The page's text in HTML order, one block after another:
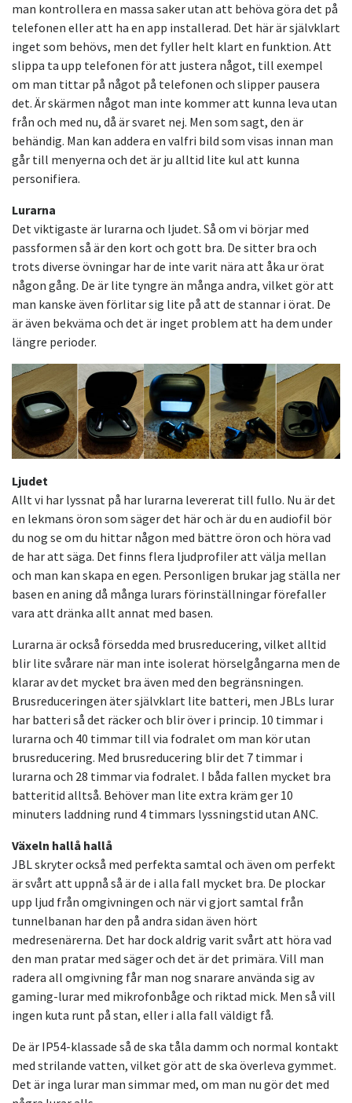
man kontrollera en massa saker utan att behöva göra det på
telefonen eller att ha en app installerad. Det här är självklart
inget som behövs, men det fyller helt klart en funktion. Att
slippa ta upp telefonen för att justera något, till exempel
om man tittar på något på telefonen och slipper pausera
det. Är skärmen något man inte kommer att kunna leva utan
från och med nu, då är svaret nej. Men som sagt, den är
behändig. Man kan addera en valfri bild som visas innan man
går till menyerna och det är ju alltid lite kul att kunna
personifiera.
Lurarna
Det viktigaste är lurarna och ljudet. Så om vi börjar med
passformen så är den kort och gott bra. De sitter bra och
trots diverse övningar har de inte varit nära att åka ur örat
någon gång. De är lite tyngre än många andra, vilket gör att
man kanske även förlitar sig lite på att de stannar i örat. De
är även bekväma och det är inget problem att ha dem under
längre perioder.
Ljudet
Allt vi har lyssnat på har lurarna levererat till fullo. Nu är det
en lekmans öron som säger det här och är du en audiofil bör
du nog se om du hittar någon med bättre öron och höra vad
de har att säga. Det finns flera ljudprofiler att välja mellan
och man kan skapa en egen. Personligen brukar jag ställa ner
basen en aning då många lurars förinställningar förefaller
vara att dränka allt annat med basen.
Lurarna är också försedda med brusreducering, vilket alltid
blir lite svårare när man inte isolerat hörselgångarna men de
klarar av det mycket bra även med den begränsningen.
Brusreduceringen äter självklart lite batteri, men JBLs lurar
har batteri så det räcker och blir över i princip. 10 timmar i
lurarna och 40 timmar till via fodralet om man kör utan
brusreducering. Med brusreducering blir det 7 timmar i
lurarna och 28 timmar via fodralet. I båda fallen mycket bra
batteritid alltså. Behöver man lite extra kräm ger 10
minuters laddning rund 4 timmars lyssningstid utan ANC.
Växeln hallå hallå
JBL skryter också med perfekta samtal och även om perfekt
är svårt att uppnå så är de i alla fall mycket bra. De plockar
upp ljud från omgivningen och när vi gjort samtal från
tunnelbanan har den på andra sidan även hört
medresenärerna. Det har dock aldrig varit svårt att höra vad
den man pratar med säger och det är det primära. Vill man
radera all omgivning får man nog snarare använda sig av
gaming-lurar med mikrofonbåge och riktad mick. Men så vill
ingen kuta runt på stan, eller i alla fall väldigt få.
De är IP54-klassade så de ska tåla damm och normal kontakt
med strilande vatten, vilket gör att de ska överleva gymmet.
Det är inga lurar man simmar med, om man nu gör det med